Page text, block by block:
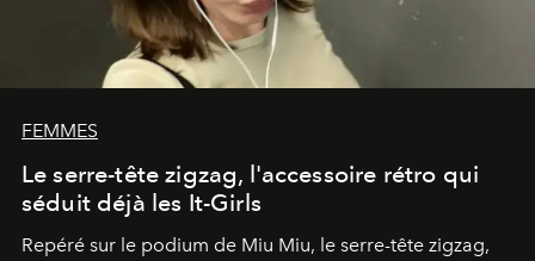
FEMMES
Le serre-tête zigzag, l'accessoire rétro qui
séduit déjà les It-Girls
Repéré sur le podium de Miu Miu, le serre-tête zigzag,